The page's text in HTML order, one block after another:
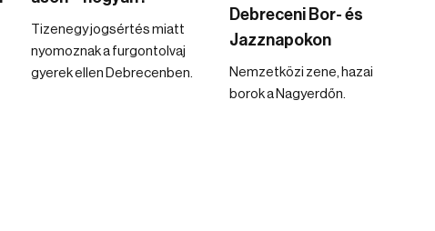
Tizenegy jogsértés miatt
nyomoznak a furgontolvaj
gyerek ellen Debrecenben.
Debreceni Bor- és
Jazznapokon
Nemzetközi zene, hazai
borok a Nagyerdőn.